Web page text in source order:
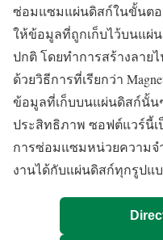
ซ่อมแซมแผ่นดิสก์ในขั้นตอ
ให้ข้อมูลที่ถูกเก็บไว้บนแผ่
ปกติ โดยทำการสร้างลาย
ด้วยวิธีการที่เรียกว่า
ข้อมูลที่เก็บบนแผ่นดิสก์นั้น
ประสิทธิภาพ ซอฟต์แวร์นี้
การซ่อมแซมหน่วยความจ
งานได้กับแผ่นดิสก์ทุกรูปแ